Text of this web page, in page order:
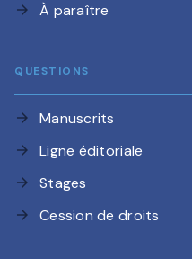
arrow_forward À paraître
QUESTIONS
arrow_forward Manuscrits
arrow_forward Ligne éditoriale
arrow_forward Stages
arrow_forward Cession de droits